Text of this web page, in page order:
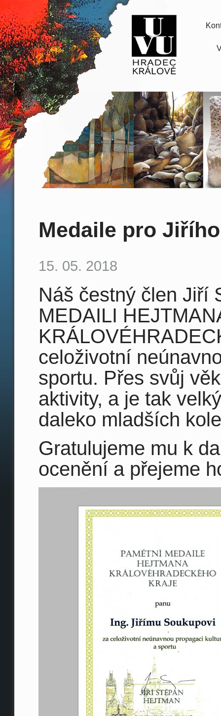
Medaile pro
15. 05. 2018
Náš čestný člen Jiří
MEDAILI
celoživotní
sportu. Přes svůj
aktivity, a je tak
daleko mladších
Gratulujeme mu k
ocenění a přejeme